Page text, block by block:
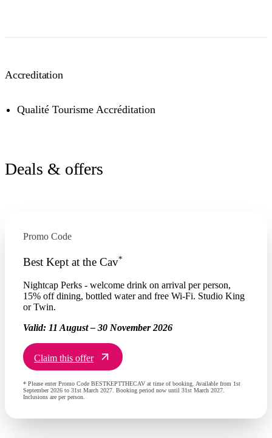
Accreditation
Qualité Tourisme Accréditation
Deals & offers
Promo Code
Best Kept at the Cav*
Nightcap Perks - welcome drink on arrival per person,
15% off dining, bottled water and free Wi-Fi. Studio King
or Twin.
Valid: 11 August – 30 November 2026
Claim this offer
* Please enter Promo Code BESTKEPTTHECAV at time of booking. Available from 1st
September 2026 to 31st March 2027. Booking period now until 31st March 2027.
Inclusions are per person.